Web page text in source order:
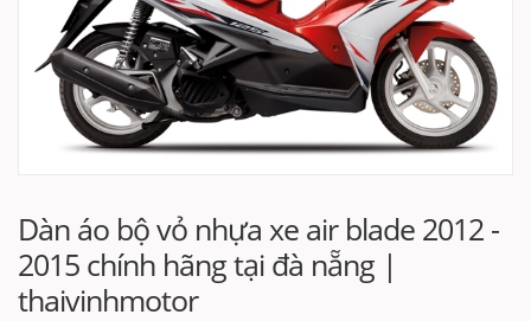
Dàn áo bộ vỏ nhựa xe air blade 2012 -
2015 chính hãng tại đà nẵng |
thaivinhmotor